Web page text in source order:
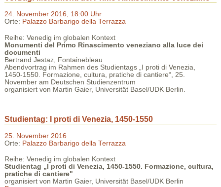
24. November 2016, 18:00 Uhr
Orte: Palazzo Barbarigo della Terrazza
Reihe: Venedig im globalen Kontext
Monumenti del Primo Rinascimento veneziano alla luce dei
documenti
Bertrand Jestaz, Fontainebleau
Abendvortrag im Rahmen des Studientags „I proti di Venezia,
1450-1550. Formazione, cultura, pratiche di cantiere“, 25.
November am Deutschen Studienzentrum
organisiert von Martin Gaier, Universität Basel/UDK Berlin.
Studientag: I proti di Venezia, 1450-1550
25. November 2016
Orte: Palazzo Barbarigo della Terrazza
Reihe: Venedig im globalen Kontext
Studientag „I proti di Venezia, 1450-1550. Formazione, cultura,
pratiche di cantiere"
organisiert von Martin Gaier, Universität Basel/UDK Berlin